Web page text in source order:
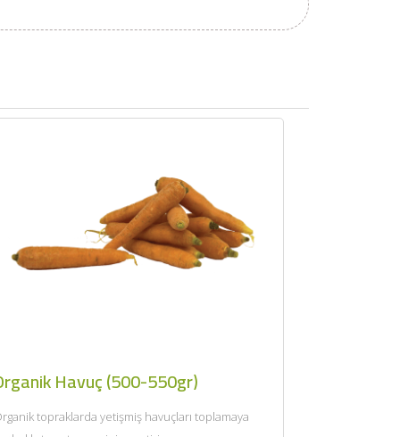
Havuç (500-550gr)
topraklarda yetişmiş havuçları toplamaya